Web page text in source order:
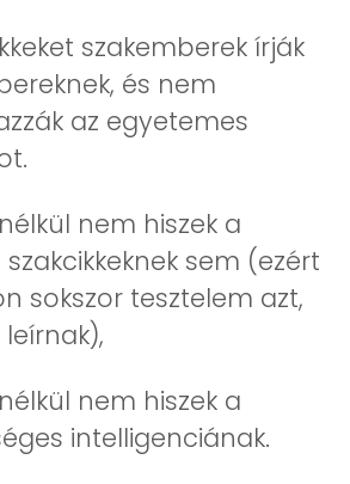
szakemberek írják
és nem
az egyetemes
nem hiszek a
sem (ezért
sokszor tesztelem azt,
nem hiszek a
intelligenciának.